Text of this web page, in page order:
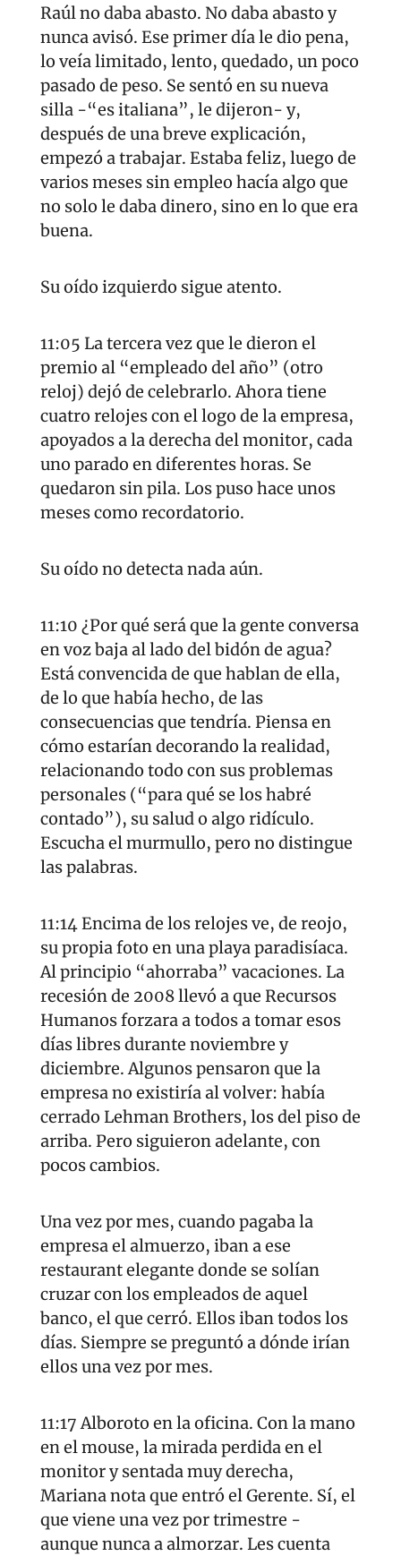
Raúl no daba abasto. No daba abasto y
nunca avisó. Ese primer día le dio pena,
lo veía limitado, lento, quedado, un poco
pasado de peso. Se sentó en su nueva
silla -“es italiana”, le dijeron- y,
después de una breve explicación,
empezó a trabajar. Estaba feliz, luego de
varios meses sin empleo hacía algo que
no solo le daba dinero, sino en lo que era
buena.
Su oído izquierdo sigue atento.
11:05 La tercera vez que le dieron el
premio al “empleado del año” (otro
reloj) dejó de celebrarlo. Ahora tiene
cuatro relojes con el logo de la empresa,
apoyados a la derecha del monitor, cada
uno parado en diferentes horas. Se
quedaron sin pila. Los puso hace unos
meses como recordatorio.
Su oído no detecta nada aún.
11:10 ¿Por qué será que la gente conversa
en voz baja al lado del bidón de agua?
Está convencida de que hablan de ella,
de lo que había hecho, de las
consecuencias que tendría. Piensa en
cómo estarían decorando la realidad,
relacionando todo con sus problemas
personales (“para qué se los habré
contado”), su salud o algo ridículo.
Escucha el murmullo, pero no distingue
las palabras.
11:14 Encima de los relojes ve, de reojo,
su propia foto en una playa paradisíaca.
Al principio “ahorraba” vacaciones. La
recesión de 2008 llevó a que Recursos
Humanos forzara a todos a tomar esos
días libres durante noviembre y
diciembre. Algunos pensaron que la
empresa no existiría al volver: había
cerrado Lehman Brothers, los del piso de
arriba. Pero siguieron adelante, con
pocos cambios.
Una vez por mes, cuando pagaba la
empresa el almuerzo, iban a ese
restaurant elegante donde se solían
cruzar con los empleados de aquel
banco, el que cerró. Ellos iban todos los
días. Siempre se preguntó a dónde irían
ellos una vez por mes.
11:17 Alboroto en la oficina. Con la mano
en el mouse, la mirada perdida en el
monitor y sentada muy derecha,
Mariana nota que entró el Gerente. Sí, el
que viene una vez por trimestre -
aunque nunca a almorzar. Les cuenta